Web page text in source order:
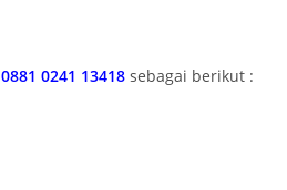
0881 0241 13418 sebagai berikut :